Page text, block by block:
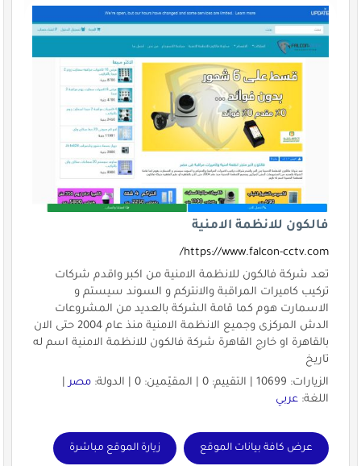
فالكون للانظمة الامنية
https://www.falcon-cctv.com/
تعد شركة فالكون للانظمة الامنية من اكبر واقدم شركات
تركيب كاميرات المراقبة والانتركم و السوند سيستم و
الاسمارت هوم كما قامة الشركة بالعديد من المشروعات
الدش المركزى وجميع الانظمة الامنية منذ عام 2004 حتى الان
بالقاهرة او خارج القاهرة شركة فالكون للانظمة الامنية اسم له
تاريخ
الزيارات: 10699 | التقييم: 0 | المقيّمين: 0 | الدولة:
مصر|
اللغة: عربي
عرض كافة بيانات الموقع زيارة الموقع مباشرة